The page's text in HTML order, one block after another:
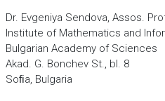
Dr. Evgeniya Sendova, Assos.
Institute of Mathematics and
Bulgarian Academy of Sciences
Akad. G. Bonchev St., bl. 8
Soﬁa, Bulgaria